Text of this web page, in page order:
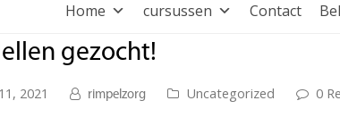
Home cursussen Contact
gezocht!
2021 rimpelzorg Uncategorized 0